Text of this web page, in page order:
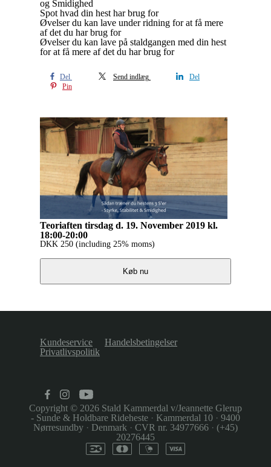
og Smidighed
Spot hvad din hest har brug for
Øvelser du kan lave under ridning for at få mere
af det du har brug for
Øvelser du kan lave på staldgangen med din hest
for at få mere af det du har brug for
Del Send indlæg
Del
Pin
Teoriaften tirsdag d. 19. November 2019 kl.
18:00-20:00
DKK 250 (including 25% moms)
Køb nu
Kundeservice
Handelsbetingelser
Privatlivspolitik
Copyright © 2026 Stald Kammerdal v/Jeannette Glerup
- Sunde & Holdbare Rideheste · Kammerdal 10 · 9400
Nørresundby · Denmark · CVR nr. 34977666 · (+45)
20276445